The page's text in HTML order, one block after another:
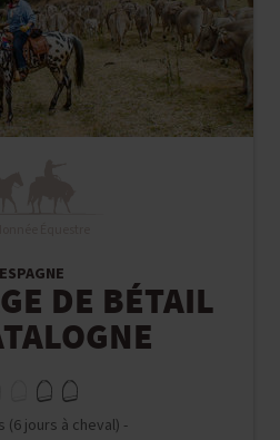
ESPAGNE
DE BÉTAIL
(6 jours à cheval) -